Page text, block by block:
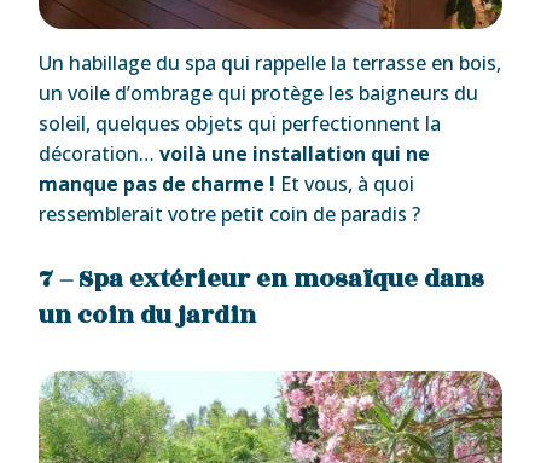
Un habillage du spa qui rappelle la terrasse en bois,
un voile d’ombrage qui protège les baigneurs du
soleil, quelques objets qui perfectionnent la
décoration…voilà une installation qui ne
manque pas de charme ! Et vous, à quoi
ressemblerait votre petit coin de paradis ?
7 – Spa extérieur en mosaïque dans
un coin du jardin